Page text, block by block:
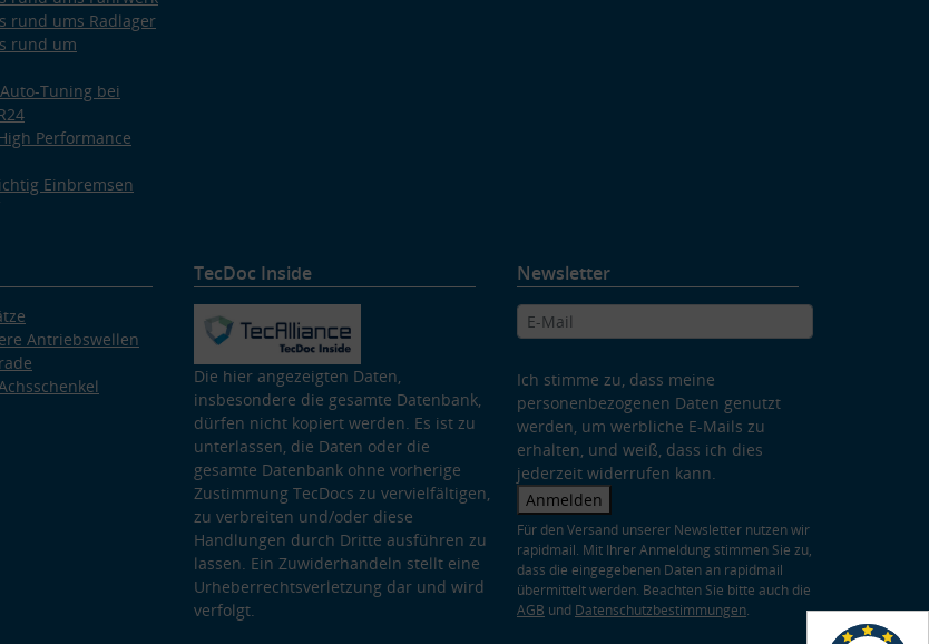
rund ums Radlager
rund um
Tuning bei
Performance
Einbremsen
Antriebswellen
TecDoc Inside
Die hier angezeigten Daten,
insbesondere die gesamte Datenbank,
dürfen nicht kopiert werden. Es ist zu
unterlassen, die Daten oder die
gesamte Datenbank ohne vorherige
Zustimmung TecDocs zu vervielfältigen,
zu verbreiten und/oder diese
Handlungen durch Dritte ausführen zu
lassen. Ein Zuwiderhandeln stellt eine
Urheberrechtsverletzung dar und wird
verfolgt.
Newsletter
Ich stimme zu, dass meine
personenbezogenen Daten genutzt
werden, um werbliche E-Mails zu
erhalten, und weiß, dass ich dies
jederzeit widerrufen kann.
Anmelden
Für den Versand unserer Newsletter nutzen wir
rapidmail. Mit Ihrer Anmeldung stimmen Sie zu,
dass die eingegebenen Daten an rapidmail
übermittelt werden. Beachten Sie bitte auch die
AGB und Datenschutzbestimmungen.